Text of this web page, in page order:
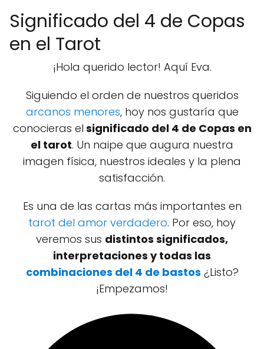
Significado del 4 de Copas
en el Tarot
¡Hola querido lector! Aquí Eva.
Siguiendo el orden de nuestros queridos
arcanos menores, hoy nos gustaría que
conocieras el significado del 4 de Copas en
el tarot. Un naipe que augura nuestra
imagen física, nuestros ideales y la plena
satisfacción.
Es una de las cartas más importantes en
tarot del amor verdadero. Por eso, hoy
veremos sus distintos significados,
interpretaciones y todas las
combinaciones del 4 de bastos ¿Listo?
¡Empezamos!